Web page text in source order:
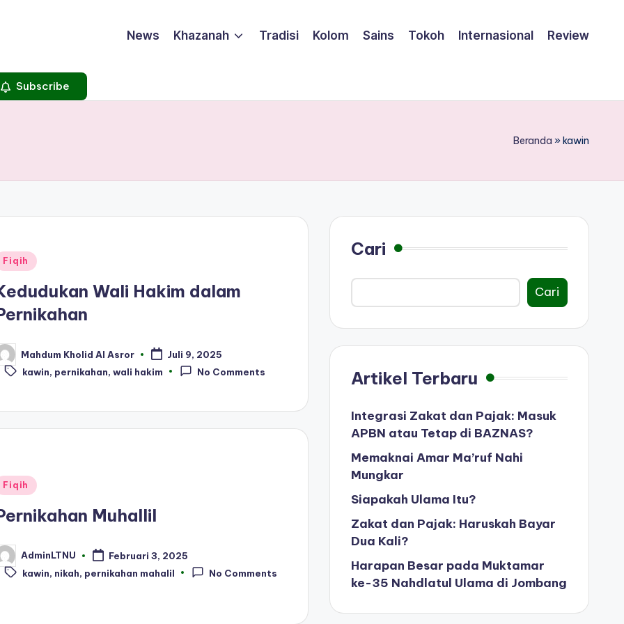
News Khazanah Tradisi Kolom Sains Tokoh Internasional Review
Subscribe
Beranda »kawin
Fiqih
Wali Hakim dalam
Mahdum Kholid Al Asror Juli 9, 2025
Tags:
kawin, pernikahan, wali hakim No Comments
Fiqih
Muhallil
AdminLTNU Februari 3, 2025
Tags:
kawin, nikah, pernikahan mahalil No Comments
Cari
Cari
Artikel Terbaru
Integrasi Zakat dan Pajak: Masuk
APBN atau Tetap di BAZNAS?
Memaknai Amar Ma’ruf Nahi
Mungkar
Siapakah Ulama Itu?
Zakat dan Pajak: Haruskah Bayar
Dua Kali?
Harapan Besar pada Muktamar
ke-35 Nahdlatul Ulama di Jombang